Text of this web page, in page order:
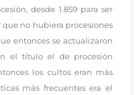
desde 1.859 para ser
no hubiera procesiones
entonces se actualizaron
el título el de procesión
los cultos eran más
más frecuentes era el